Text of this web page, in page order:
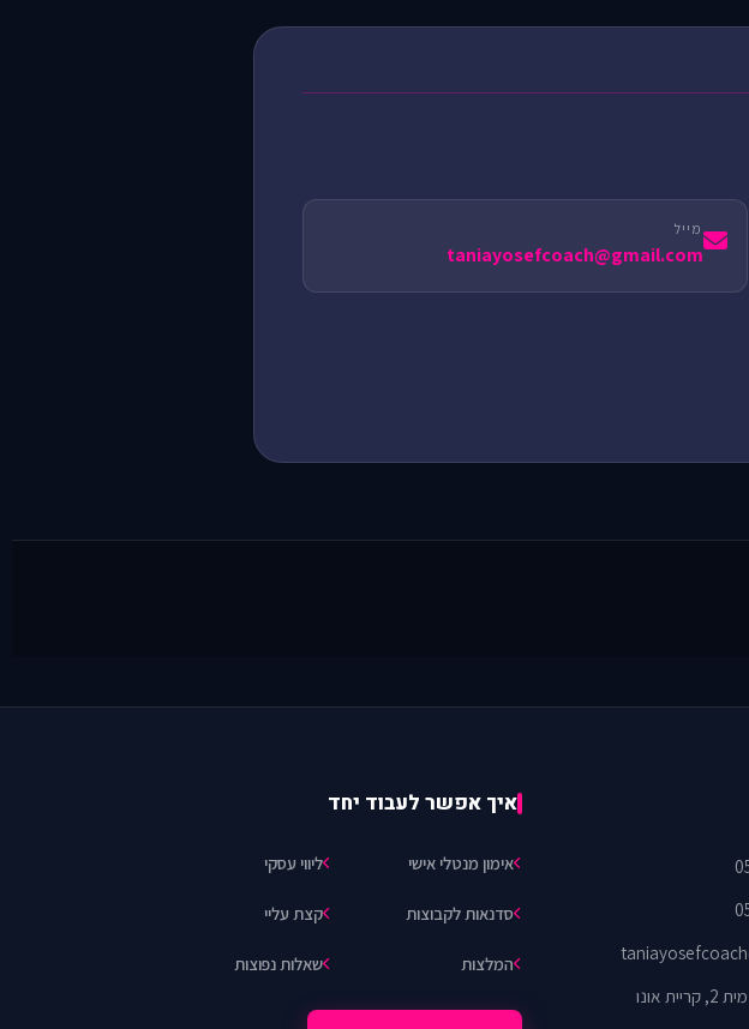
מייל
taniayosefcoach@gmail.com
אונו
איך אפשר לעבוד יחד
אימון מנטלי אישי ליווי עסקי
סדנאות לקבוצות קצת עליי
המלצות שאלות נפוצות